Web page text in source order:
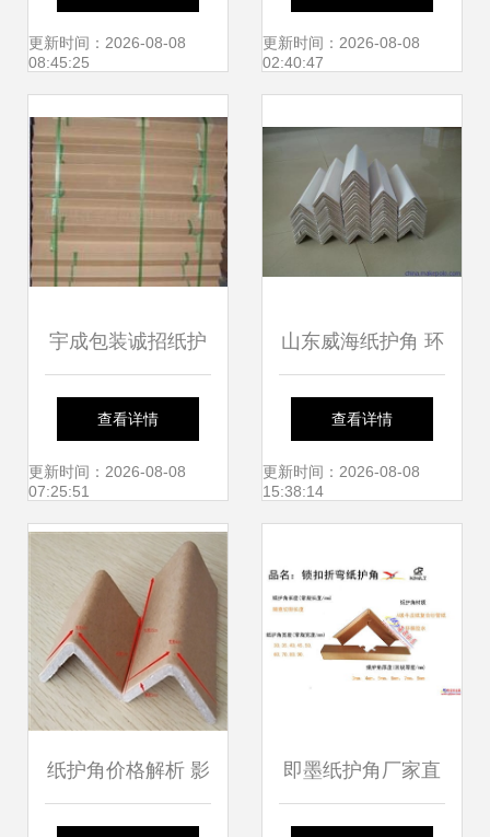
批发与图片详解
更新时间：2026-08-08
08:45:25
运输安全新标准
更新时间：2026-08-08
02:40:47
宇成包装诚招纸护
角代理加盟 零风险
投资，现货批发助
力创业新征程
查看详情
更新时间：2026-08-08
07:25:51
山东威海纸护角 环
保优质，助力海参
运输与全球贸易
查看详情
更新时间：2026-08-08
15:38:14
纸护角价格解析 影 即墨纸护角厂家直